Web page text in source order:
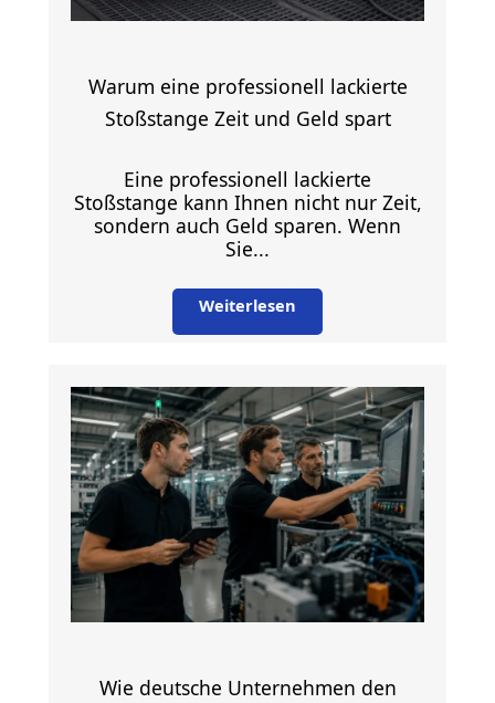
Warum eine professionell lackierte
Stoßstange Zeit und Geld spart
Eine professionell lackierte
Stoßstange kann Ihnen nicht nur Zeit,
sondern auch Geld sparen. Wenn
Sie...
Weiterlesen
Wie deutsche Unternehmen den